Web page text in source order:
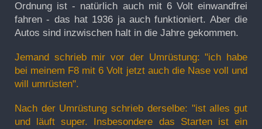
Ordnung ist - natürlich auch mit 6 Volt einwandfrei
fahren - das hat 1936 ja auch funktioniert. Aber die
Autos sind inzwischen halt in die Jahre gekommen.
Jemand schrieb mir vor der Umrüstung: "ich habe
bei meinem F8 mit 6 Volt jetzt auch die Nase voll und
will umrüsten".
Nach der Umrüstung schrieb derselbe: "ist alles gut
und läuft super. Insbesondere das Starten ist ein